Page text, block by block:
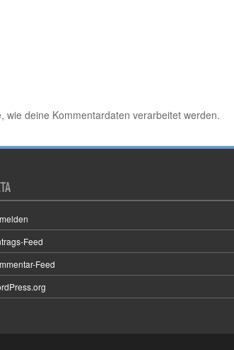
wie deine Kommentardaten verarbeitet werden.
Feed
Feed